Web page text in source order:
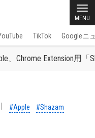
MENU
TikTok Googleニ
、Chrome Extension用
#Apple #Shazam